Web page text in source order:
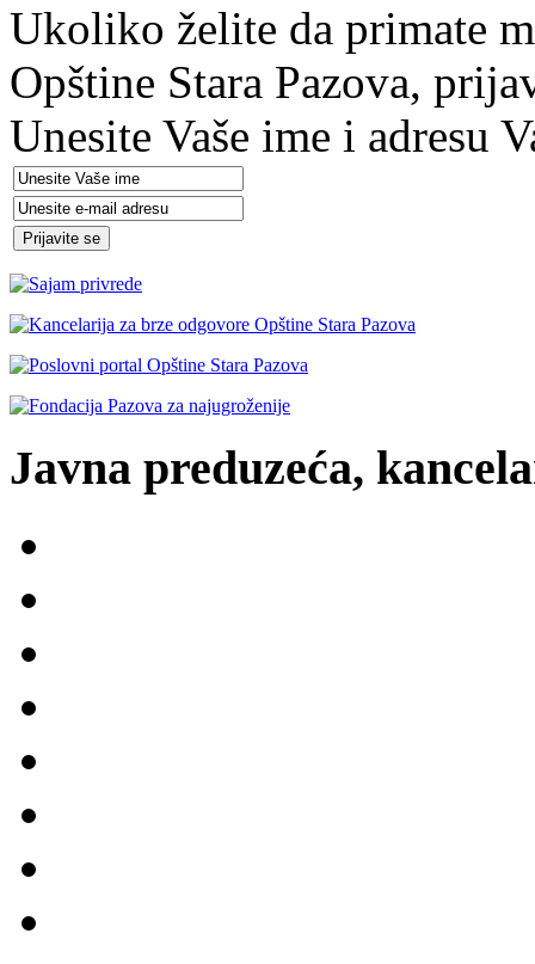
Ukoliko želite da primate
Opštine Stara Pazova,
Unesite Vaše ime i adresu
Javna preduzeća,